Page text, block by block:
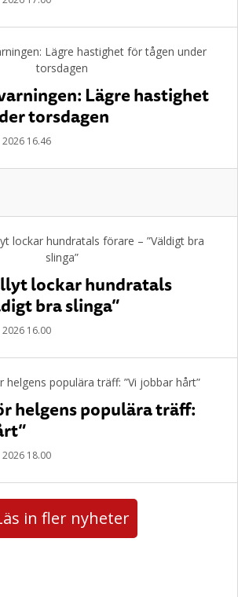
Lägre hastighet
torsdagen
16.46
lockar hundratals
bra slinga”
16.00
helgens populära träff:
18.00
in fler nyheter